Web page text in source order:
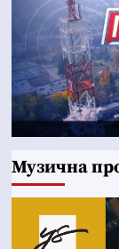
Музична